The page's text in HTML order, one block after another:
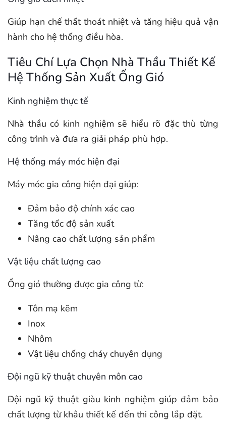
Giúp hạn chế thất thoát nhiệt và tăng hiệu quả vận
hành cho hệ thống điều hòa.
Tiêu Chí Lựa Chọn Nhà Thầu Thiết Kế
Hệ Thống Sản Xuất Ống Gió
Kinh nghiệm thực tế
Nhà thầu có kinh nghiệm sẽ hiểu rõ đặc thù từng
công trình và đưa ra giải pháp phù hợp.
Hệ thống máy móc hiện đại
Máy móc gia công hiện đại giúp:
Đảm bảo độ chính xác cao
Tăng tốc độ sản xuất
Nâng cao chất lượng sản phẩm
Vật liệu chất lượng cao
Ống gió thường được gia công từ:
Tôn mạ kẽm
Inox
Nhôm
Vật liệu chống cháy chuyên dụng
Đội ngũ kỹ thuật chuyên môn cao
Đội ngũ kỹ thuật giàu kinh nghiệm giúp đảm bảo
chất lượng từ khâu thiết kế đến thi công lắp đặt.